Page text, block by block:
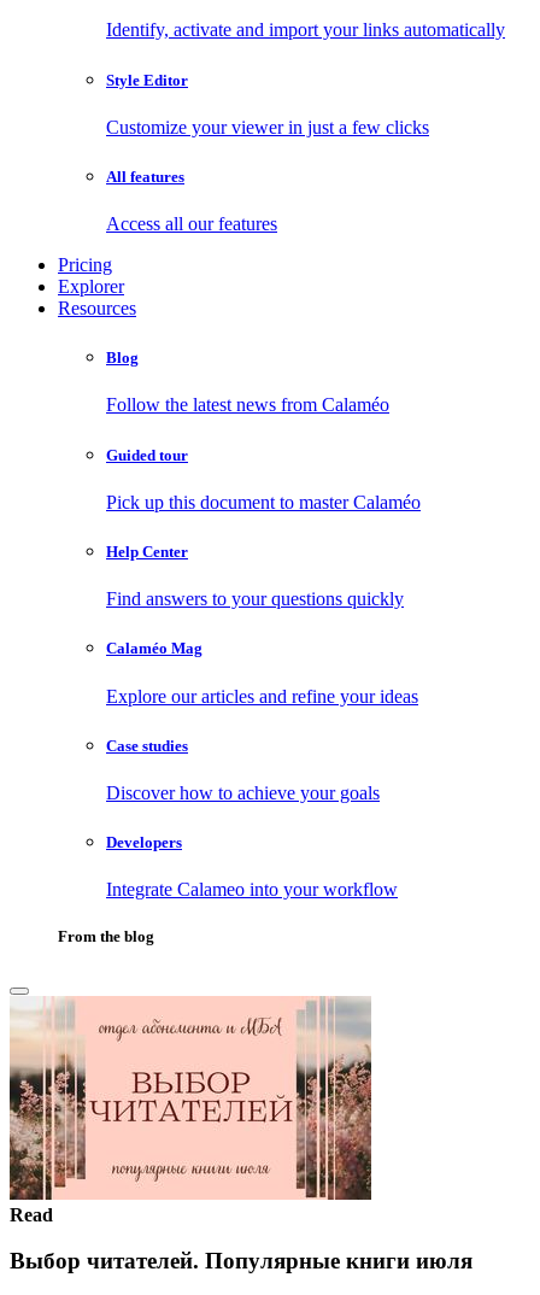
Identify, activate and import your links automatically
Style Editor
Customize your viewer in just a few clicks
All features
Access all our features
Pricing
Explorer
Resources
Blog
Follow the latest news from Calaméo
Guided tour
Pick up this document to master Calaméo
Help Center
Find answers to your questions quickly
Calaméo Mag
Explore our articles and refine your ideas
Case studies
Discover how to achieve your goals
Developers
Integrate Calameo into your workflow
From the blog
Read
Выбор читателей. Популярные книги июля